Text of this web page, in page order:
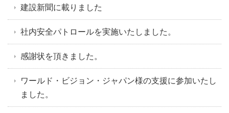
建設新聞に載りました
社内安全パトロールを実施いたしました。
感謝状を頂きました。
ワールド・ビジョン・ジャパン様の支援に参加いたし
ました。